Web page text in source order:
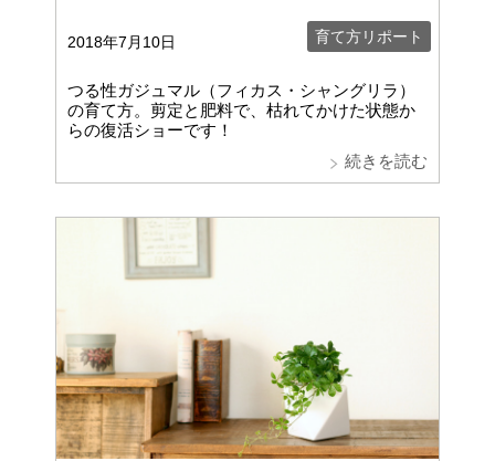
2018年7月10日 育て方リポート
つる性ガジュマル（フィカス・シャングリラ）
の育て方。剪定と肥料で、枯れてかけた状態か
らの復活ショーです！
続きを読む